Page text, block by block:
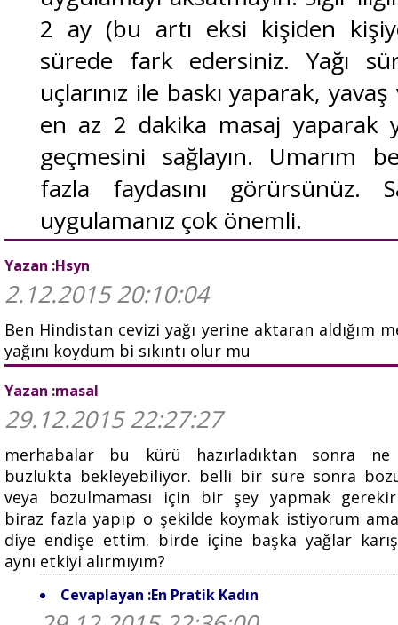
2 ay (bu artı eksi kişiden
sürede fark edersiniz. Yağı
uçlarınız ile baskı yaparak,
en az 2 dakika masaj yaparak
geçmesini sağlayın. Umarım
fazla faydasını görürsünüz.
uygulamanız çok önemli.
Yazan :Hsyn
2.12.2015 20:10:04
Ben Hindistan cevizi yağı yerine aktaran aldığım
yağını koydum bi sıkıntı olur mu
Yazan :masal
29.12.2015 22:27:27
merhabalar bu kürü hazırladıktan sonra ne
buzlukta bekleyebiliyor. belli bir süre sonra
veya bozulmaması için bir şey yapmak
biraz fazla yapıp o şekilde koymak istiyorum
diye endişe ettim. birde içine başka yağlar
aynı etkiyi alırmıyım?
Cevaplayan :En Pratik Kadın